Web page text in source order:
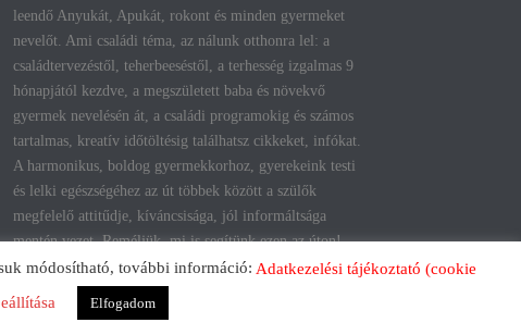
leendő Anyukát, Apukát, rokont és minden gyermeket
nevelőt. Ami családi téma, az nálunk otthonra lel: a
családtervezéstől, teherbeeséstől, a terhesség izgalmas 9
hónapjától kezdve, a megszületett baba és növekvő
gyermek nevelésén át, a családi programokig és számos
tartalmas, kreatív időtöltésig találhatsz cikkeket, infókat.
A harmonikus, boldog gyermekkorhoz, gyerekeink testi
és lelki egészségéhez az út többek között a szülők
megfelelő attitűdje, kíváncsisága, jól informáltsága
mentén vezet. Reméljük, mi is segítünk ezen az úton!
módosítható, további információ: Adatkezelési tájékoztató (cookie
Elfogadom